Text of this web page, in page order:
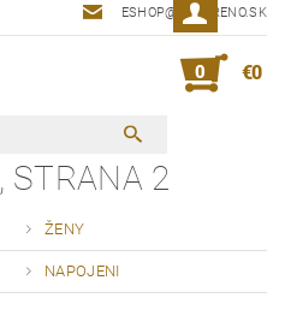
ESHOP@SUVERENO.SK
0 €0
, STRANA 2
ŽENY
NAPOJENI